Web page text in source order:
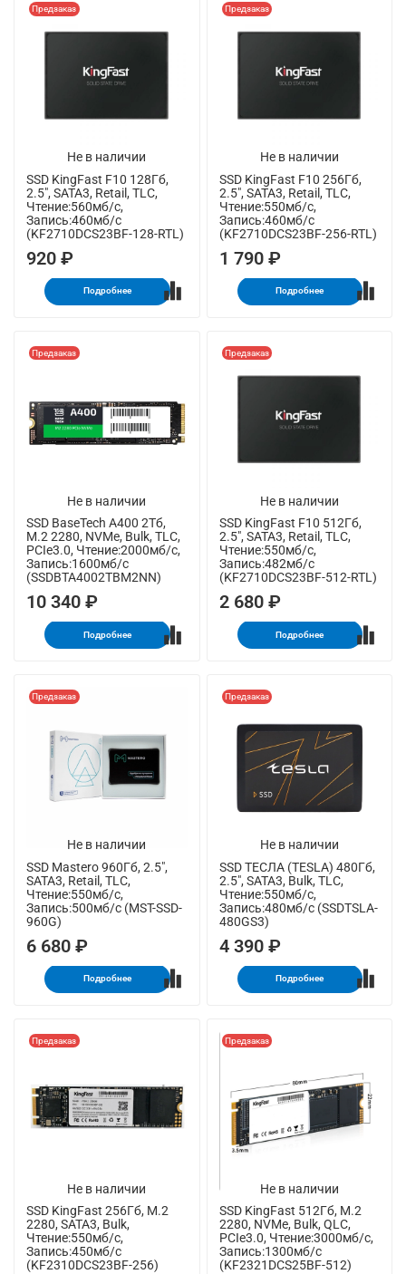
Не в наличии
Предзаказ
SSD KingFast F10 128Гб,
2.5", SATA3, Retail, TLC,
Чтение:560мб/с,
Запись:460мб/с
(KF2710DCS23BF-128-RTL)
920 ₽
Подробнее
Не в наличии
Предзаказ
SSD KingFast F10 256Гб,
2.5", SATA3, Retail, TLC,
Чтение:550мб/с,
Запись:460мб/с
(KF2710DCS23BF-256-RTL)
1 790 ₽
Подробнее
Не в наличии
Предзаказ
SSD BaseTech A400 2Тб,
M.2 2280, NVMe, Bulk, TLC,
PCIe3.0, Чтение:2000мб/с,
Запись:1600мб/с
(SSDBTA4002TBM2NN)
10 340 ₽
Подробнее
Не в наличии
Предзаказ
SSD KingFast F10 512Гб,
2.5", SATA3, Retail, TLC,
Чтение:550мб/с,
Запись:482мб/с
(KF2710DCS23BF-512-RTL)
2 680 ₽
Подробнее
Не в наличии
Предзаказ
SSD Mastero 960Гб, 2.5",
SATA3, Retail, TLC,
Чтение:550мб/с,
Запись:500мб/с (MST-SSD-
960G)
6 680 ₽
Подробнее
Не в наличии
Предзаказ
SSD ТЕСЛА (TESLA) 480Гб,
2.5", SATA3, Bulk, TLC,
Чтение:550мб/с,
Запись:480мб/с (SSDTSLA-
480GS3)
4 390 ₽
Подробнее
Не в наличии
Предзаказ
SSD KingFast 256Гб, M.2
2280, SATA3, Bulk,
Чтение:550мб/с,
Запись:450мб/с
(KF2310DCS23BF-256)
Не в наличии
Предзаказ
SSD KingFast 512Гб, M.2
2280, NVMe, Bulk, QLC,
PCIe3.0, Чтение:3000мб/с,
Запись:1300мб/с
(KF2321DCS25BF-512)